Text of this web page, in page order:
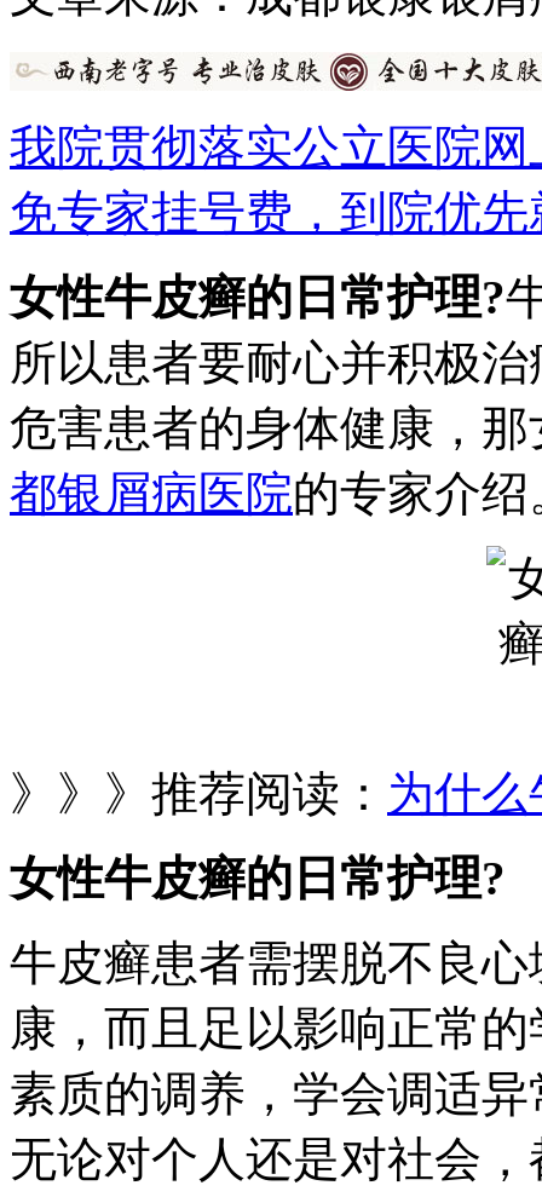
我院贯彻落实公立医院
免专家挂号费，到院优先
女性牛皮癣的日常护理?
所以患者要耐心并积极
危害患者的身体健康，
都银屑病医院的专家介绍
》》》推荐阅读： 为什
女性牛皮癣的日常护理?
牛皮癣患者需摆脱不良
康，而且足以影响正常
素质的调养，学会调适
无论对个人还是对社会